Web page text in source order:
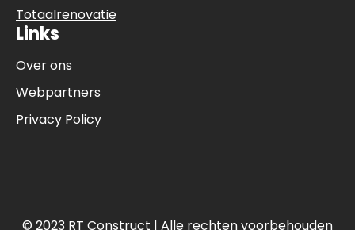
Totaalrenovatie
Links
Over ons
Webpartners
Privacy Policy
© 2023 RT Construct | Alle rechten voorbehouden